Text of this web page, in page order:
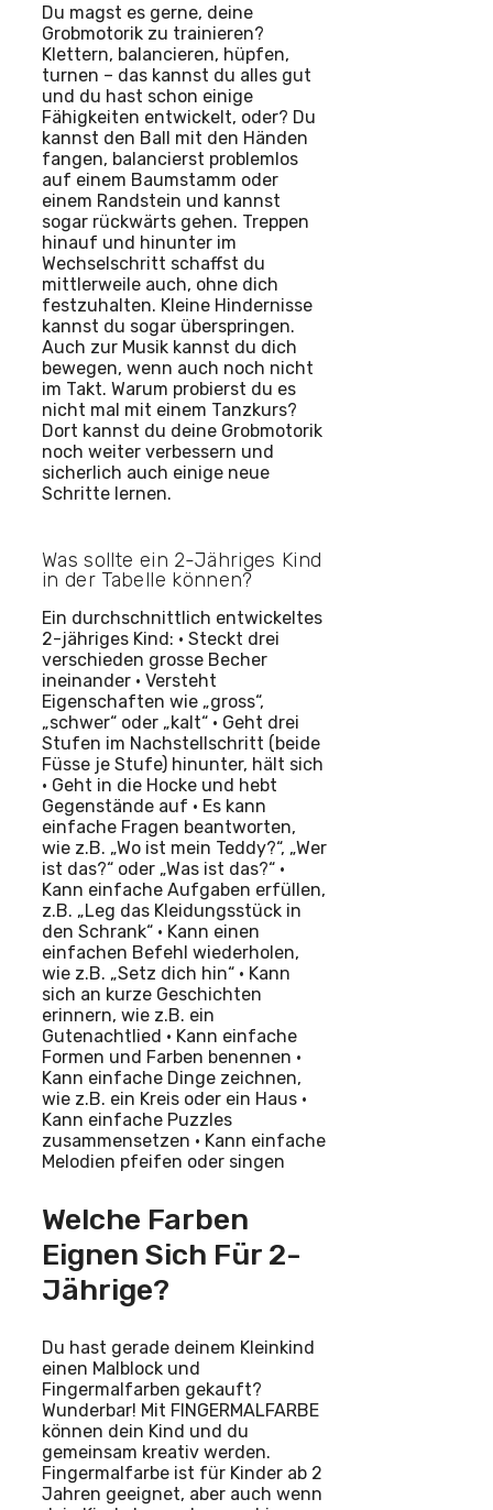
Du magst es gerne, deine
Grobmotorik zu trainieren?
Klettern, balancieren, hüpfen,
turnen – das kannst du alles gut
und du hast schon einige
Fähigkeiten entwickelt, oder? Du
kannst den Ball mit den Händen
fangen, balancierst problemlos
auf einem Baumstamm oder
einem Randstein und kannst
sogar rückwärts gehen. Treppen
hinauf und hinunter im
Wechselschritt schaffst du
mittlerweile auch, ohne dich
festzuhalten. Kleine Hindernisse
kannst du sogar überspringen.
Auch zur Musik kannst du dich
bewegen, wenn auch noch nicht
im Takt. Warum probierst du es
nicht mal mit einem Tanzkurs?
Dort kannst du deine Grobmotorik
noch weiter verbessern und
sicherlich auch einige neue
Schritte lernen.
Was sollte ein 2-Jähriges Kind
in der Tabelle können?
Ein durchschnittlich entwickeltes
2-jähriges Kind: • Steckt drei
verschieden grosse Becher
ineinander • Versteht
Eigenschaften wie „gross“,
„schwer“ oder „kalt“ • Geht drei
Stufen im Nachstellschritt (beide
Füsse je Stufe) hinunter, hält sich
• Geht in die Hocke und hebt
Gegenstände auf • Es kann
einfache Fragen beantworten,
wie z.B. „Wo ist mein Teddy?“, „Wer
ist das?“ oder „Was ist das?“ •
Kann einfache Aufgaben erfüllen,
z.B. „Leg das Kleidungsstück in
den Schrank“ • Kann einen
einfachen Befehl wiederholen,
wie z.B. „Setz dich hin“ • Kann
sich an kurze Geschichten
erinnern, wie z.B. ein
Gutenachtlied • Kann einfache
Formen und Farben benennen •
Kann einfache Dinge zeichnen,
wie z.B. ein Kreis oder ein Haus •
Kann einfache Puzzles
zusammensetzen • Kann einfache
Melodien pfeifen oder singen
Welche Farben
Eignen Sich Für 2-
Jährige?
Du hast gerade deinem Kleinkind
einen Malblock und
Fingermalfarben gekauft?
Wunderbar! Mit FINGERMALFARBE
können dein Kind und du
gemeinsam kreativ werden.
Fingermalfarbe ist für Kinder ab 2
Jahren geeignet, aber auch wenn